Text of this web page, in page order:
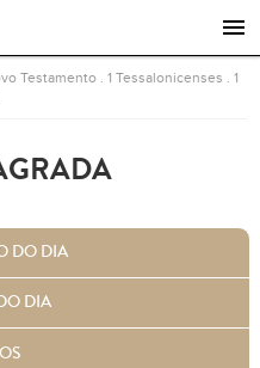
Testamento .1 Tessalonicenses .1
DO DIA
DIA